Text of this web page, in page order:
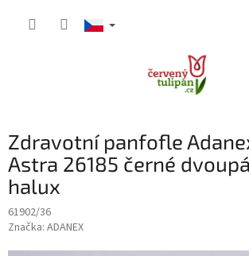
Zdravotní panfofle
Astra 26185 černé
halux
61902/36
Značka: ADANEX